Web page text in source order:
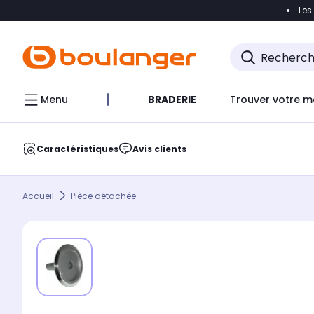
Accéder
Menu BRADERIE Trouver votre
Caractéristiques Avis clients
Accueil Pièce détachée